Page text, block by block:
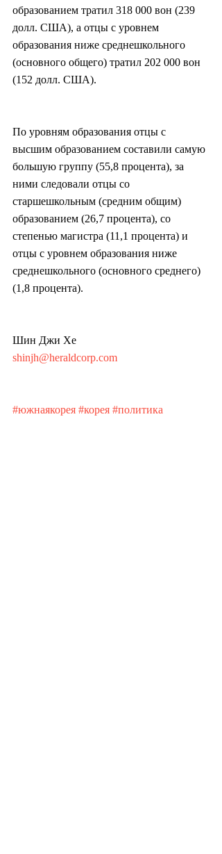
образованием тратил 318 000 вон (239
долл. США), а отцы с уровнем
образования ниже среднешкольного
(основного общего) тратил 202 000 вон
(152 долл. США).
По уровням образования отцы с
высшим образованием составили самую
большую группу (55,8 процента), за
ними следовали отцы со
старшешкольным (средним общим)
образованием (26,7 процента), со
степенью магистра (11,1 процента) и
отцы с уровнем образования ниже
среднешкольного (основного среднего)
(1,8 процента).
Шин Джи Хе
shinjh@heraldcorp.com
#южнаякорея #корея #политика